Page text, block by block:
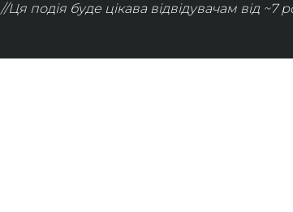
//Ця подія буде цікава відвідувачам від ~7